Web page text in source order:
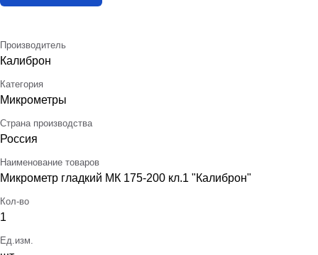
Производитель
Калиброн
Категория
Микрометры
Страна производства
Россия
Наименование товаров
Микрометр гладкий МК 175-200 кл.1 "Калиброн"
Кол-во
1
Ед.изм.